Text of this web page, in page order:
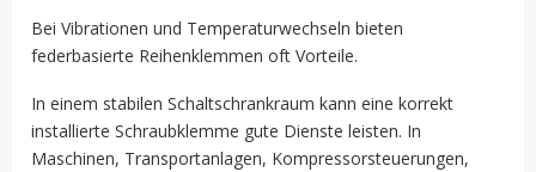
Bei Vibrationen und Temperaturwechseln bieten
federbasierte Reihenklemmen oft Vorteile.
In einem stabilen Schaltschrankraum kann eine korrekt
installierte Schraubklemme gute Dienste leisten. In
Maschinen, Transportanlagen, Kompressorsteuerungen,